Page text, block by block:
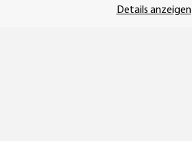
Details anzeigen